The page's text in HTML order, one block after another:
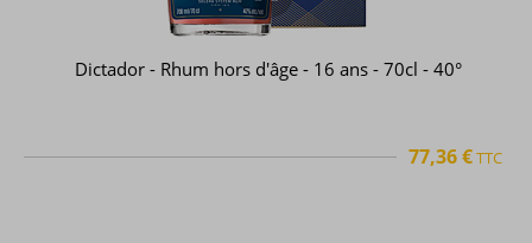
Dictador - Rhum hors d'âge - 16 ans - 70cl - 40°
77,36 €TTC